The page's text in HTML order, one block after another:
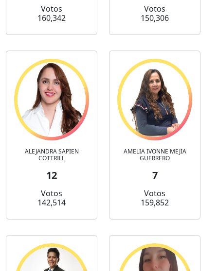
Votos
160,342
Votos
150,306
ALEJANDRA SAPIEN
COTTRILL
12
Votos
142,514
AMELIA IVONNE MEJIA
GUERRERO
7
Votos
159,852